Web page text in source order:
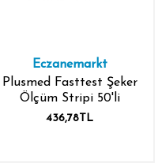
Eczanemarkt
Plusmed Fasttest Şeker
Ölçüm Stripi 50'li
436,78TL